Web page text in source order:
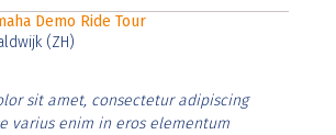
Demo Ride Tour
(ZH)
sit amet, consectetur adipiscing
varius enim in eros elementum